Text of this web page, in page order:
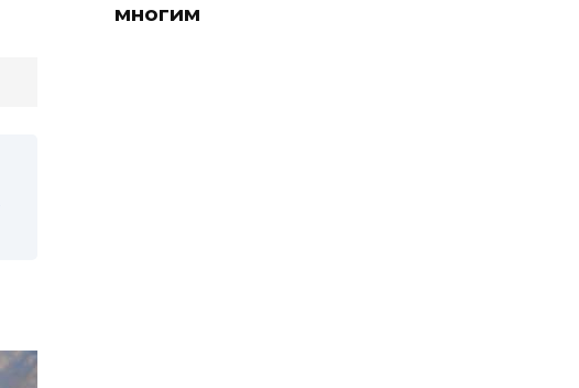
многим